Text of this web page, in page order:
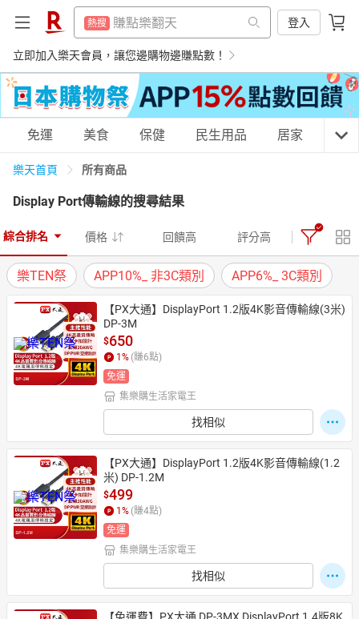
熱搜 299超取免運
熱搜 防颱專區
熱搜 平板電腦
熱搜 微波爐
點數10%
熱搜 熱門飯店推薦
登入
立即加入樂天會員，讓您邊購物邊賺點數！
熱搜 299超取免運
防颱專區
熱搜 平板電腦
熱搜 微波爐
熱搜 電子閱讀器
熱搜 吹風機
熱搜 床架
熱搜 點數10%
熱搜 熱門飯店推薦
購物網分類
居家生活 3C家電 運動休閒 親子玩具
女裝 男裝
免運 美食 保健 民生用品 居家 3C
樂天首頁 所有商品
Display Port傳輸線的搜尋結果
綜合排名 價格 回饋高 評分高
樂TEN祭 APP10%_ 非3C類別 APP6%_ 3C類別
【PX大通】DisplayPort 1.2版4K影音傳輸線(3米)
DP-3M
$650
1 % (賺6點)
免運
集樂購生活家電王
找相似
【PX大通】DisplayPort 1.2版4K影音傳輸線(1.2
米) DP-1.2M
$499
1 % (賺4點)
免運
集樂購生活家電王
找相似